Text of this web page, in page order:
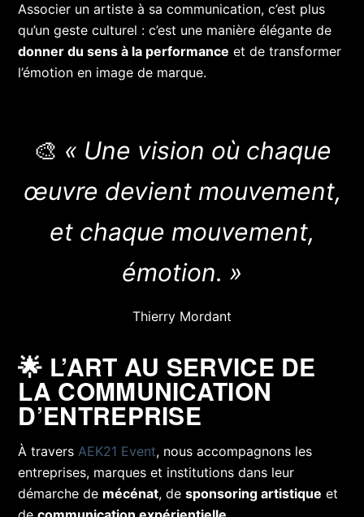
Associer un artiste à sa communication, c’est plus
qu’un geste culturel : c’est une manière élégante de
donner du sens à la performance et de transformer
l’émotion en image de marque.
🎨 « Une vision où chaque
œuvre devient mouvement,
et chaque mouvement,
émotion. »
Thierry Mordant
🌟 L’ART AU SERVICE DE
LA COMMUNICATION
D’ENTREPRISE
À travers AEK21 Event, nous accompagnons les
entreprises, marques et institutions dans leur
démarche de mécénat, desponsoring artistique et